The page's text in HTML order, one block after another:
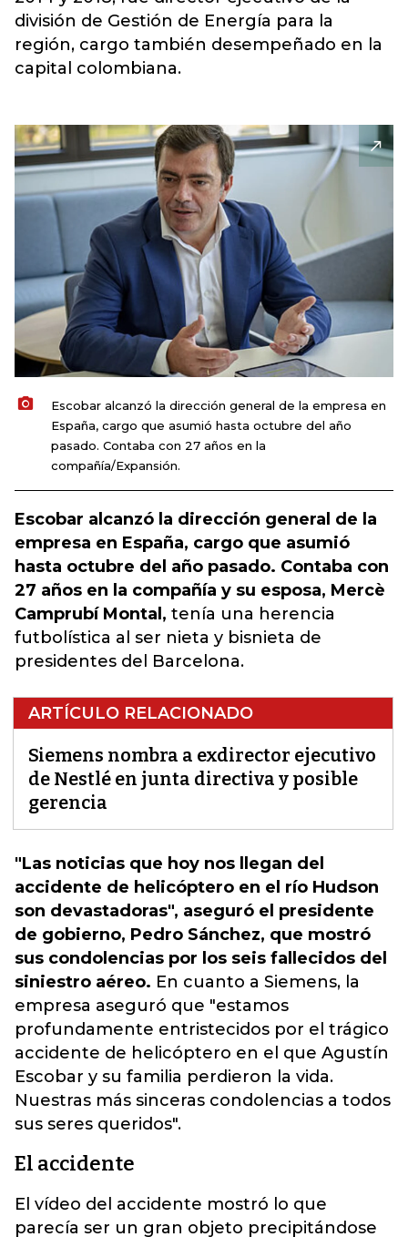
división de Gestión de Energía para la
región, cargo también desempeñado en la
capital colombiana.
Escobar alcanzó la dirección general de la empresa en
España, cargo que asumió hasta octubre del año
pasado. Contaba con 27 años en la
compañía/Expansión.
Escobar alcanzó la dirección general de la
empresa en España, cargo que asumió
hasta octubre del año pasado. Contaba con
27 años en la compañía y su esposa, Mercè
Camprubí Montal, tenía una herencia
futbolística al ser nieta y bisnieta de
presidentes del Barcelona.
ARTÍCULO RELACIONADO
Siemens nombra a exdirector ejecutivo
de Nestlé en junta directiva y posible
gerencia
"Las noticias que hoy nos llegan del
accidente de helicóptero en el río Hudson
son devastadoras", aseguró el presidente
de gobierno, Pedro Sánchez, que mostró
sus condolencias por los seis fallecidos del
siniestro aéreo. En cuanto a Siemens, la
empresa aseguró que "estamos
profundamente entristecidos por el trágico
accidente de helicóptero en el que Agustín
Escobar y su familia perdieron la vida.
Nuestras más sinceras condolencias a todos
sus seres queridos".
El accidente
El vídeo del accidente mostró lo que
parecía ser un gran objeto precipitándose